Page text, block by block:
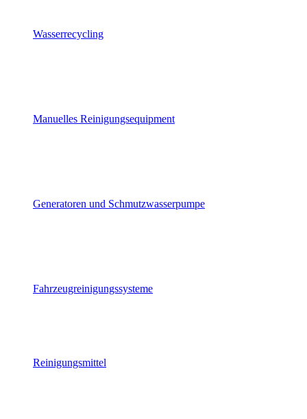
Wasserrecycling
Manuelles Reinigungsequipment
Generatoren und Schmutzwasserpumpe
Fahrzeugreinigungssysteme
Reinigungsmittel